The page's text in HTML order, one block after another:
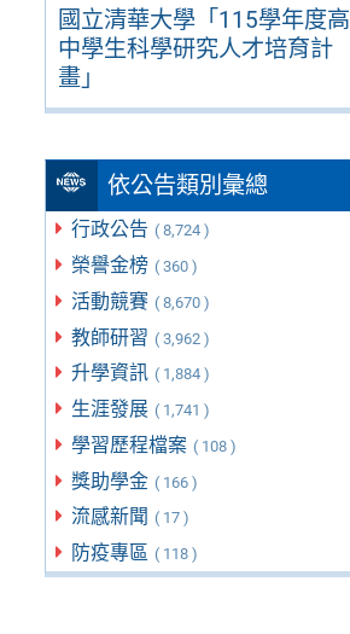
國立清華大學「115學年度高
中學生科學研究人才培育計
畫」
依公告類別彙總
行政公告 ( 8,724 )
榮譽金榜 ( 360 )
活動競賽 ( 8,670 )
教師研習 ( 3,962 )
升學資訊 ( 1,884 )
生涯發展 ( 1,741 )
學習歷程檔案 ( 108 )
獎助學金 ( 166 )
流感新聞 ( 17 )
防疫專區 ( 118 )